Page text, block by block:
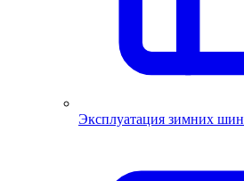
Эксплуатация зимних шин